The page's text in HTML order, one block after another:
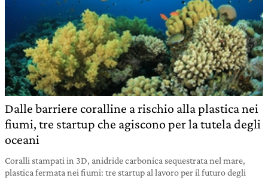
Dalle barriere coralline a rischio alla plastica nei
fiumi, tre startup che agiscono per la tutela degli
oceani
Coralli stampati in 3D, anidride carbonica sequestrata nel mare,
plastica fermata nei fiumi: tre startup al lavoro per il futuro degli